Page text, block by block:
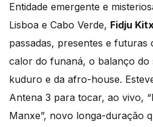
Entidade emergente e
Lisboa e Cabo Verde, Fidju
passadas, presentes e futuras
calor do funaná, o balanço do
kuduro e da afro-house.
Antena 3 para tocar, ao vivo,
Manxe”, novo longa-duração